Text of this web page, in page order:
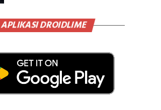
APLIKASI DROIDLIME